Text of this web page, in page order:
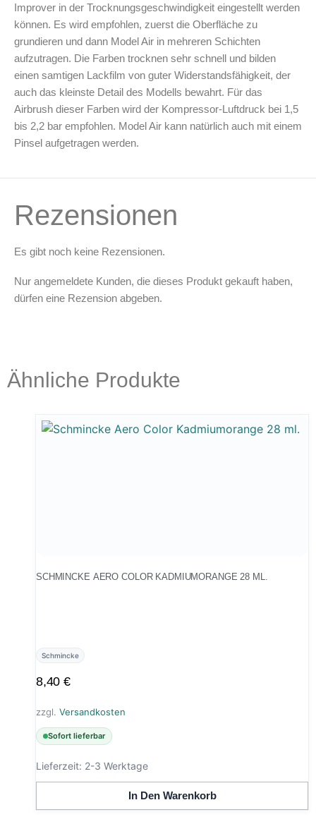
Improver in der Trocknungsgeschwindigkeit eingestellt werden
können. Es wird empfohlen, zuerst die Oberfläche zu
grundieren und dann Model Air in mehreren Schichten
aufzutragen. Die Farben trocknen sehr schnell und bilden
einen samtigen Lackfilm von guter Widerstandsfähigkeit, der
auch das kleinste Detail des Modells bewahrt. Für das
Airbrush dieser Farben wird der Kompressor-Luftdruck bei 1,5
bis 2,2 bar empfohlen. Model Air kann natürlich auch mit einem
Pinsel aufgetragen werden.
Rezensionen
Es gibt noch keine Rezensionen.
Nur angemeldete Kunden, die dieses Produkt gekauft haben,
dürfen eine Rezension abgeben.
Ähnliche Produkte
SCHMINCKE AERO COLOR KADMIUMORANGE 28 ML.
Schmincke
8,40€
zzgl. Versandkosten
Sofort lieferbar
Lieferzeit: 2-3 Werktage
In Den Warenkorb